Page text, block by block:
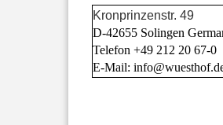
Kronprinzenstr. 49
D-42655 Solingen
Telefon +49 212 20 67-0
E-Mail: